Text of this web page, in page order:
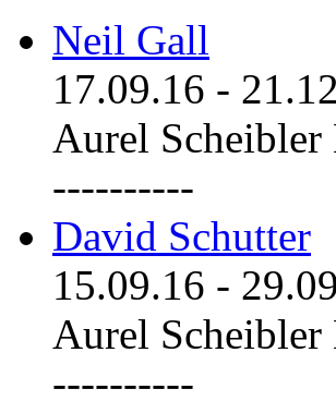
Neil Gall
17.09.16 -
Aurel Scheibler
----------
David Schutter
15.09.16 -
Aurel Scheibler
----------